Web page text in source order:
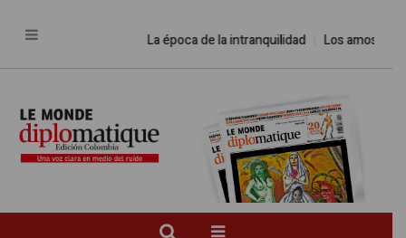
La época de la intranquilidad Los amos del